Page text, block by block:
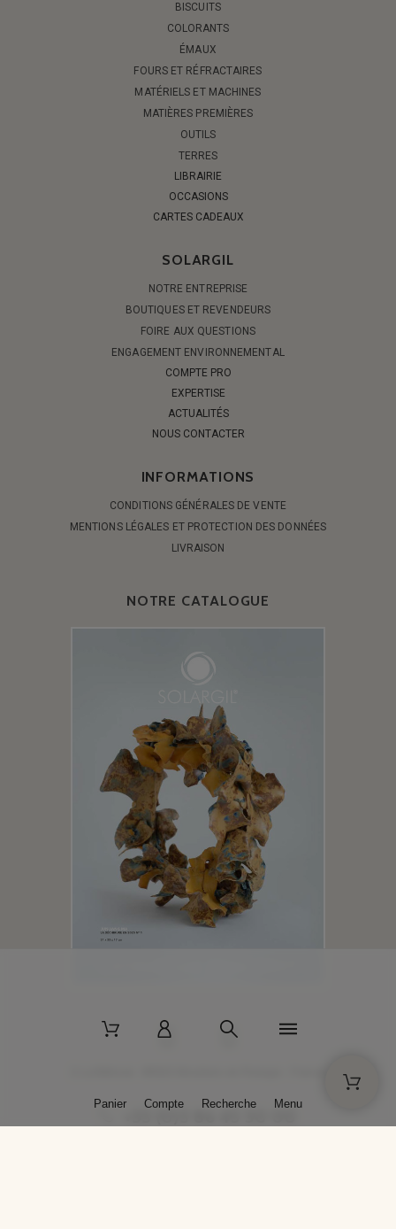
BISCUITS
COLORANTS
ÉMAUX
FOURS ET RÉFRACTAIRES
MATÉRIELS ET MACHINES
MATIÈRES PREMIÈRES
OUTILS
TERRES
LIBRAIRIE
OCCASIONS
CARTES CADEAUX
SOLARGIL
NOTRE ENTREPRISE
BOUTIQUES ET REVENDEURS
FOIRE AUX QUESTIONS
ENGAGEMENT ENVIRONNEMENTAL
COMPTE PRO
EXPERTISE
ACTUALITÉS
NOUS CONTACTER
INFORMATIONS
CONDITIONS GÉNÉRALES DE VENTE
MENTIONS LÉGALES ET PROTECTION DES DONNÉES
LIVRAISON
NOTRE CATALOGUE
+33 (0)3 86 45 50 00
Panier Compte Recherche Menu